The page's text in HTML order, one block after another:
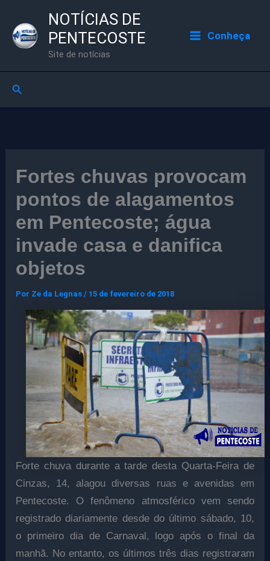
para
NOTÍCIAS DE
PENTECOSTE
Site de notícias
Conheça
Pesquisar
Fortes chuvas provocam
pontos de alagamentos
em Pentecoste; água
invade casa e danifica
objetos
Por Ze da Legnas/ 15 de fevereiro de 2018
Forte chuva durante a tarde desta Quarta-Feira de
Cinzas, 14, alagou diversas ruas e avenidas em
Pentecoste. O fenômeno atmosférico vem sendo
registrado diariamente desde do último sábado, 10,
o primeiro dia de Carnaval, logo após o final da
manhã. No entanto, os últimos três dias registraram